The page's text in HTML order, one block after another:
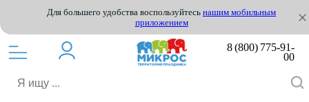
Для большего удобства воспользуйтесь нашим мобильным
приложением
8 (800) 775-91-
00